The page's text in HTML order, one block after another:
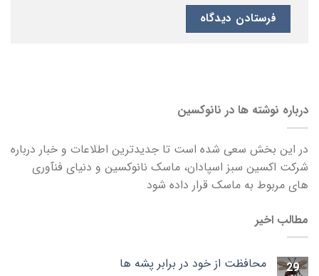
درباره نوشته ها در نانوکسین
در این بخش سعی شده است تا جدیدترین اطلاعات و خبار درباره
شرکت اکسین سبز اسپادان، ماسک نانوکسین و دنیای فنآوری
های مربوط به ماسک قرار داده شود
مطالب اخیر
29 محافظت از خود در برابر پشه ها